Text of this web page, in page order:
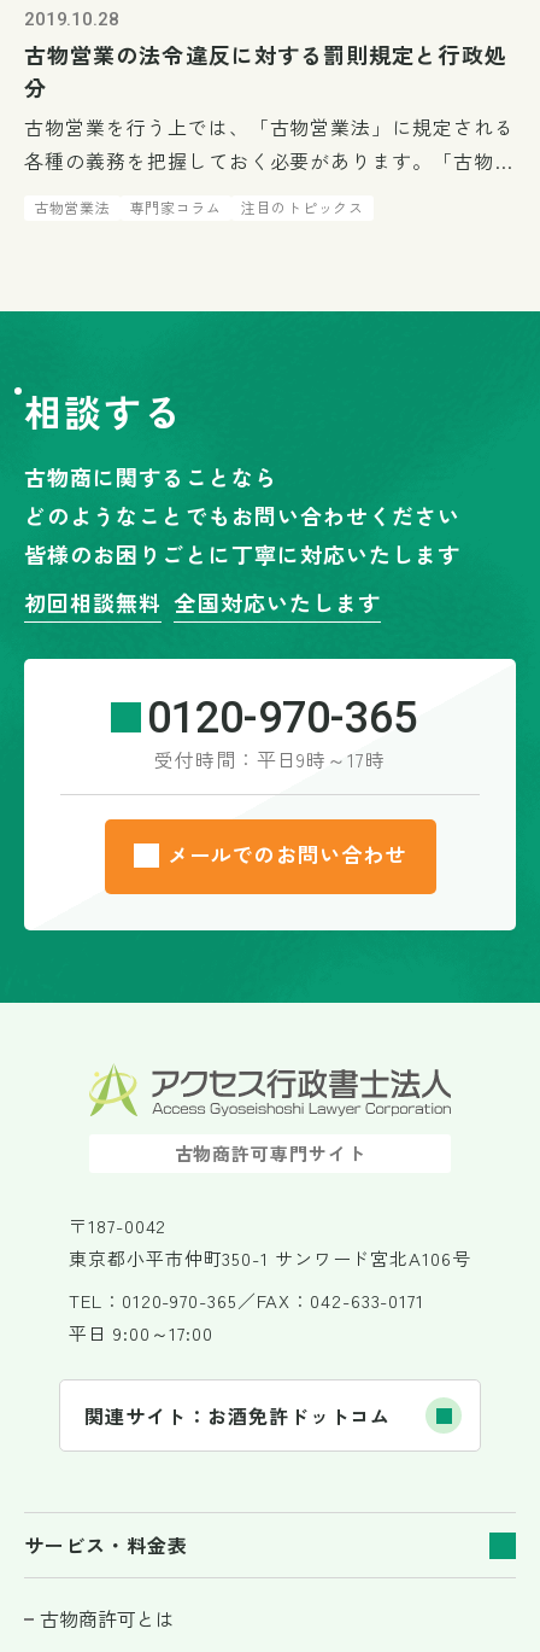
2019.10.28
古物営業の法令違反に対する罰則規定と行政処
分
古物営業を行う上では、「古物営業法」に規定される
各種の義務を把握しておく必要があります。「古物営
業法」に規定されている、違反行為を行った場合に
古物営業法 専門家コラム 注目のトピックス
相談する
古物商に関することなら
どのようなことでもお問い合わせください
皆様のお困りごとに丁寧に対応いたします
初回相談無料 全国対応いたします
0120-970-365
受付時間：平日9時～17時
メールでのお問い合わせ
古物商許可専門サイト
〒187-0042
東京都小平市仲町350-1 サンワード宮北A106号
TEL：0120-970-365／FAX：042-633-0171
平日 9:00～17:00
関連サイト：お酒免許ドットコム
サービス・料金表
古物商許可とは